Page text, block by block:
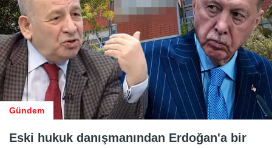
Gündem
Eski hukuk danışmanından Erdoğan'a bir